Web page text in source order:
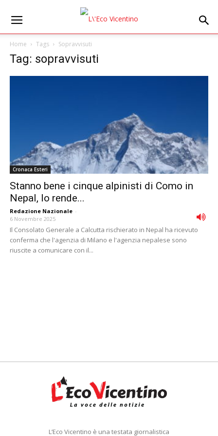
Home Tags Sopravvisuti
Tag: sopravvisuti
Cronaca Esteri
Stanno bene i cinque alpinisti di Como in
Nepal, lo rende...
Redazione Nazionale -
6 Novembre 2025
Il Consolato Generale a Calcutta rischierato in Nepal ha ricevuto
conferma che l'agenzia di Milano e l'agenzia nepalese sono
riuscite a comunicare con il...
L’Eco Vicentino è una testata giornalistica